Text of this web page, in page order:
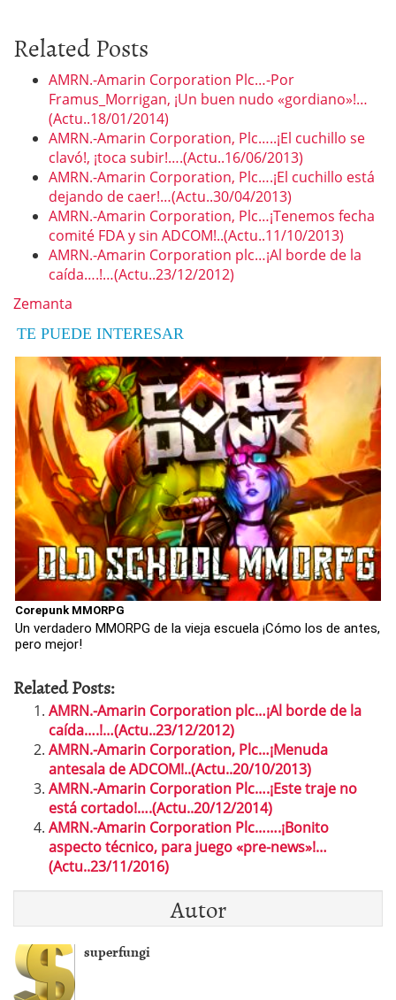
Related Posts
AMRN.-Amarin Corporation Plc…-Por
Framus_Morrigan, ¡Un buen nudo «gordiano»!…
(Actu..18/01/2014)
AMRN.-Amarin Corporation, Plc…..¡El cuchillo se
clavó!, ¡toca subir!….(Actu..16/06/2013)
AMRN.-Amarin Corporation, Plc….¡El cuchillo está
dejando de caer!…(Actu..30/04/2013)
AMRN.-Amarin Corporation, Plc…¡Tenemos fecha
comité FDA y sin ADCOM!..(Actu..11/10/2013)
AMRN.-Amarin Corporation plc…¡Al borde de la
caída….!…(Actu..23/12/2012)
Zemanta
TE PUEDE INTERESAR
Corepunk MMORPG
Un verdadero MMORPG de la vieja escuela ¡Cómo los de antes,
pero mejor!
Related Posts:
AMRN.-Amarin Corporation plc…¡Al borde de la
caída….!…(Actu..23/12/2012)
AMRN.-Amarin Corporation, Plc…¡Menuda
antesala de ADCOM!..(Actu..20/10/2013)
AMRN.-Amarin Corporation Plc….¡Este traje no
está cortado!….(Actu..20/12/2014)
AMRN.-Amarin Corporation Plc…….¡Bonito
aspecto técnico, para juego «pre-news»!…
(Actu..23/11/2016)
Autor
superfungi